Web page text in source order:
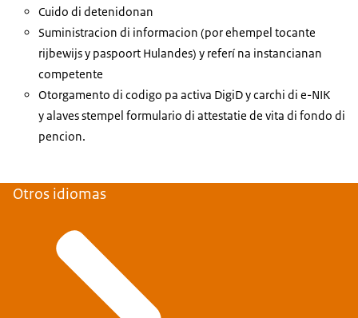
Cuido di detenidonan
Suministracion di informacion (por ehempel tocante
rijbewijs y paspoort Hulandes) y referí na instancianan
competente
Otorgamento di codigo pa activa DigiD y carchi di e-NIK
y alaves stempel formulario di attestatie de vita di fondo di
pencion.
Otros idiomas